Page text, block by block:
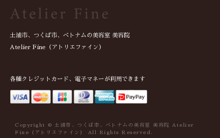
土浦市、つくば市、ベトナムの美容室 美容院
Atelier Fine（アトリエファイン）
各種クレジットカード、電子マネーが利用できます
Copyright © 土浦市、つくば市、ベトナムの美容室 美容院 Atelier
Fine（アトリエファイン） All Rights Reserved.